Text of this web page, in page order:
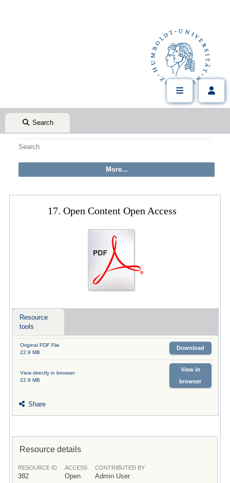
Search
17. Open Content Open Access
Resource
tools
Original PDF File
22.9 MB
Download
View directly in browser
22.9 MB
View in
browser
Share
Resource details
RESOURCE ID
382
ACCESS
Open
CONTRIBUTED BY
Admin User